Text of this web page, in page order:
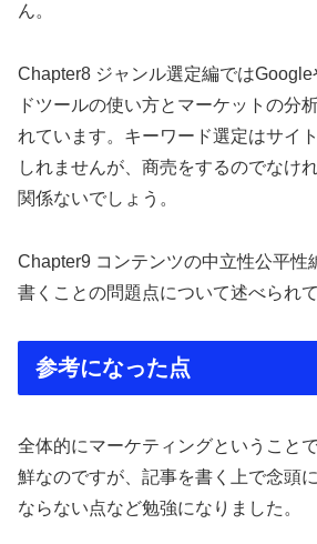
ん。
Chapter8 ジャンル選定編では
ドツールの使い方とマーケットの分
れています。キーワード選定はサイ
しれませんが、商売をするのでなけ
関係ないでしょう。
Chapter9 コンテンツの中立性公平性
書くことの問題点について述べられて
参考になった点
全体的にマーケティングということ
鮮なのですが、記事を書く上で念頭
ならない点など勉強になりました。